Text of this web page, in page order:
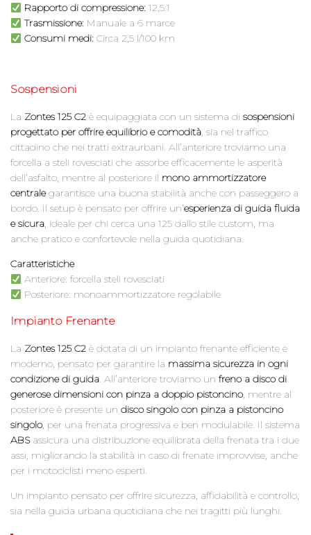
Rapporto di compressione: 12,5:1
Trasmissione: Manuale a 6 marce
Consumi medi: Circa 2,5 l/100 km
Sospensioni
La Zontes 125 C2 è equipaggiata con un sistema di sospensioni
progettato per offrire equilibrio e comodità, sia nel traffico
cittadino che nei tratti extraurbani. All’anteriore troviamo una
forcella a steli rovesciati che assorbe efficacemente le asperità
dell’asfalto, mentre al posteriore il mono ammortizzatore
centralegarantisce una buona stabilità anche con passeggero a
bordo. Il setup è pensato per offrire un’esperienza di guida fluida
e sicura, ideale per chi cerca una 125 dallo stile custom, ma
anche pratico e confortevole nella guida quotidiana.
Caratteristiche
Anteriore: forcella steli rovesciati
Posteriore: monoammortizzatore regolabile
Impianto Frenante
La Zontes 125 C2 è dotata di un impianto frenante efficiente e
moderno, pensato per garantire la massima sicurezza in ogni
condizione di guida. All’anteriore troviamo un freno a disco di
generose dimensioni con pinza a doppio pistoncino, mentre al
posteriore è presente un disco singolo con pinza a pistoncino
singolo, per una frenata progressiva e ben modulabile. Il sistema
ABSassicura una distribuzione equilibrata della frenata tra i due
assi, migliorando la stabilità in caso di frenate improvvise, anche
per i motociclisti meno esperti.
Un impianto pensato per offrire sicurezza, affidabilità e controllo,
sia nella guida urbana quotidiana che nei tragitti più lunghi.